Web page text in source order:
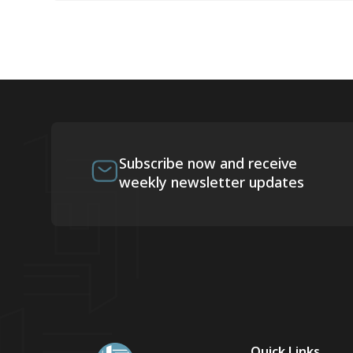
Subscribe now and receive
weekly newsletter updates